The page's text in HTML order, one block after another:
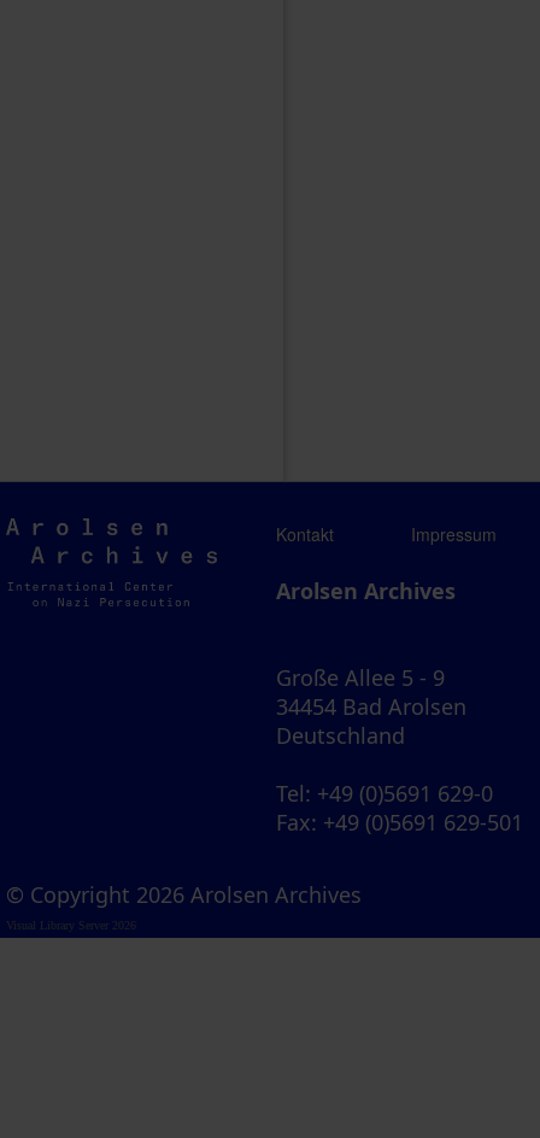
Arolsen
Archives
Kontakt Impressum
Arolsen Archives
Große Allee 5 - 9
34454 Bad Arolsen
Deutschland
Tel: +49 (0)5691 629-0
Fax: +49 (0)5691 629-501
© Copyright 2026 Arolsen Archives
Visual Library Server 2026